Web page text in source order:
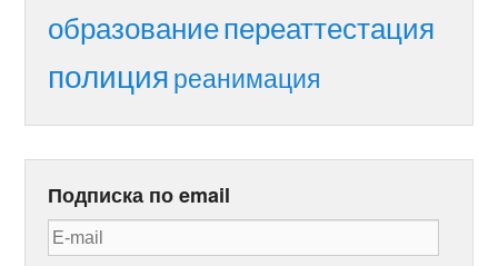
образованиепереаттестация
полиция реанимация
Подписка по email
E-
mail